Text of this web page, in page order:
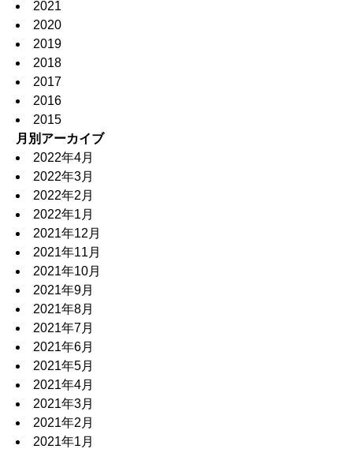
2021
2020
2019
2018
2017
2016
2015
月別アーカイブ
2022年4月
2022年3月
2022年2月
2022年1月
2021年12月
2021年11月
2021年10月
2021年9月
2021年8月
2021年7月
2021年6月
2021年5月
2021年4月
2021年3月
2021年2月
2021年1月